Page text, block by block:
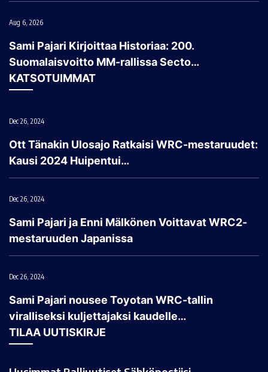
Aug 6, 2026
Sami Pajari Kirjoittaa Historiaa: 200.
Suomalaisvoitto MM-rallissa Secto…
KATSOTUIMMAT
Dec 26, 2024
Ott Tänakin Ulosajo Ratkaisi WRC-mestaruudet:
Kausi 2024 Huipentui…
Dec 26, 2024
Sami Pajari ja Enni Mälkönen Voittavat WRC2-
mestaruuden Japanissa
Dec 26, 2024
Sami Pajari nousee Toyotan WRC-tallin
viralliseksi kuljettajaksi kaudelle…
TILAA UUTISKIRJE